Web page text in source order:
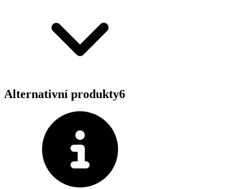
Alternativní produkty6